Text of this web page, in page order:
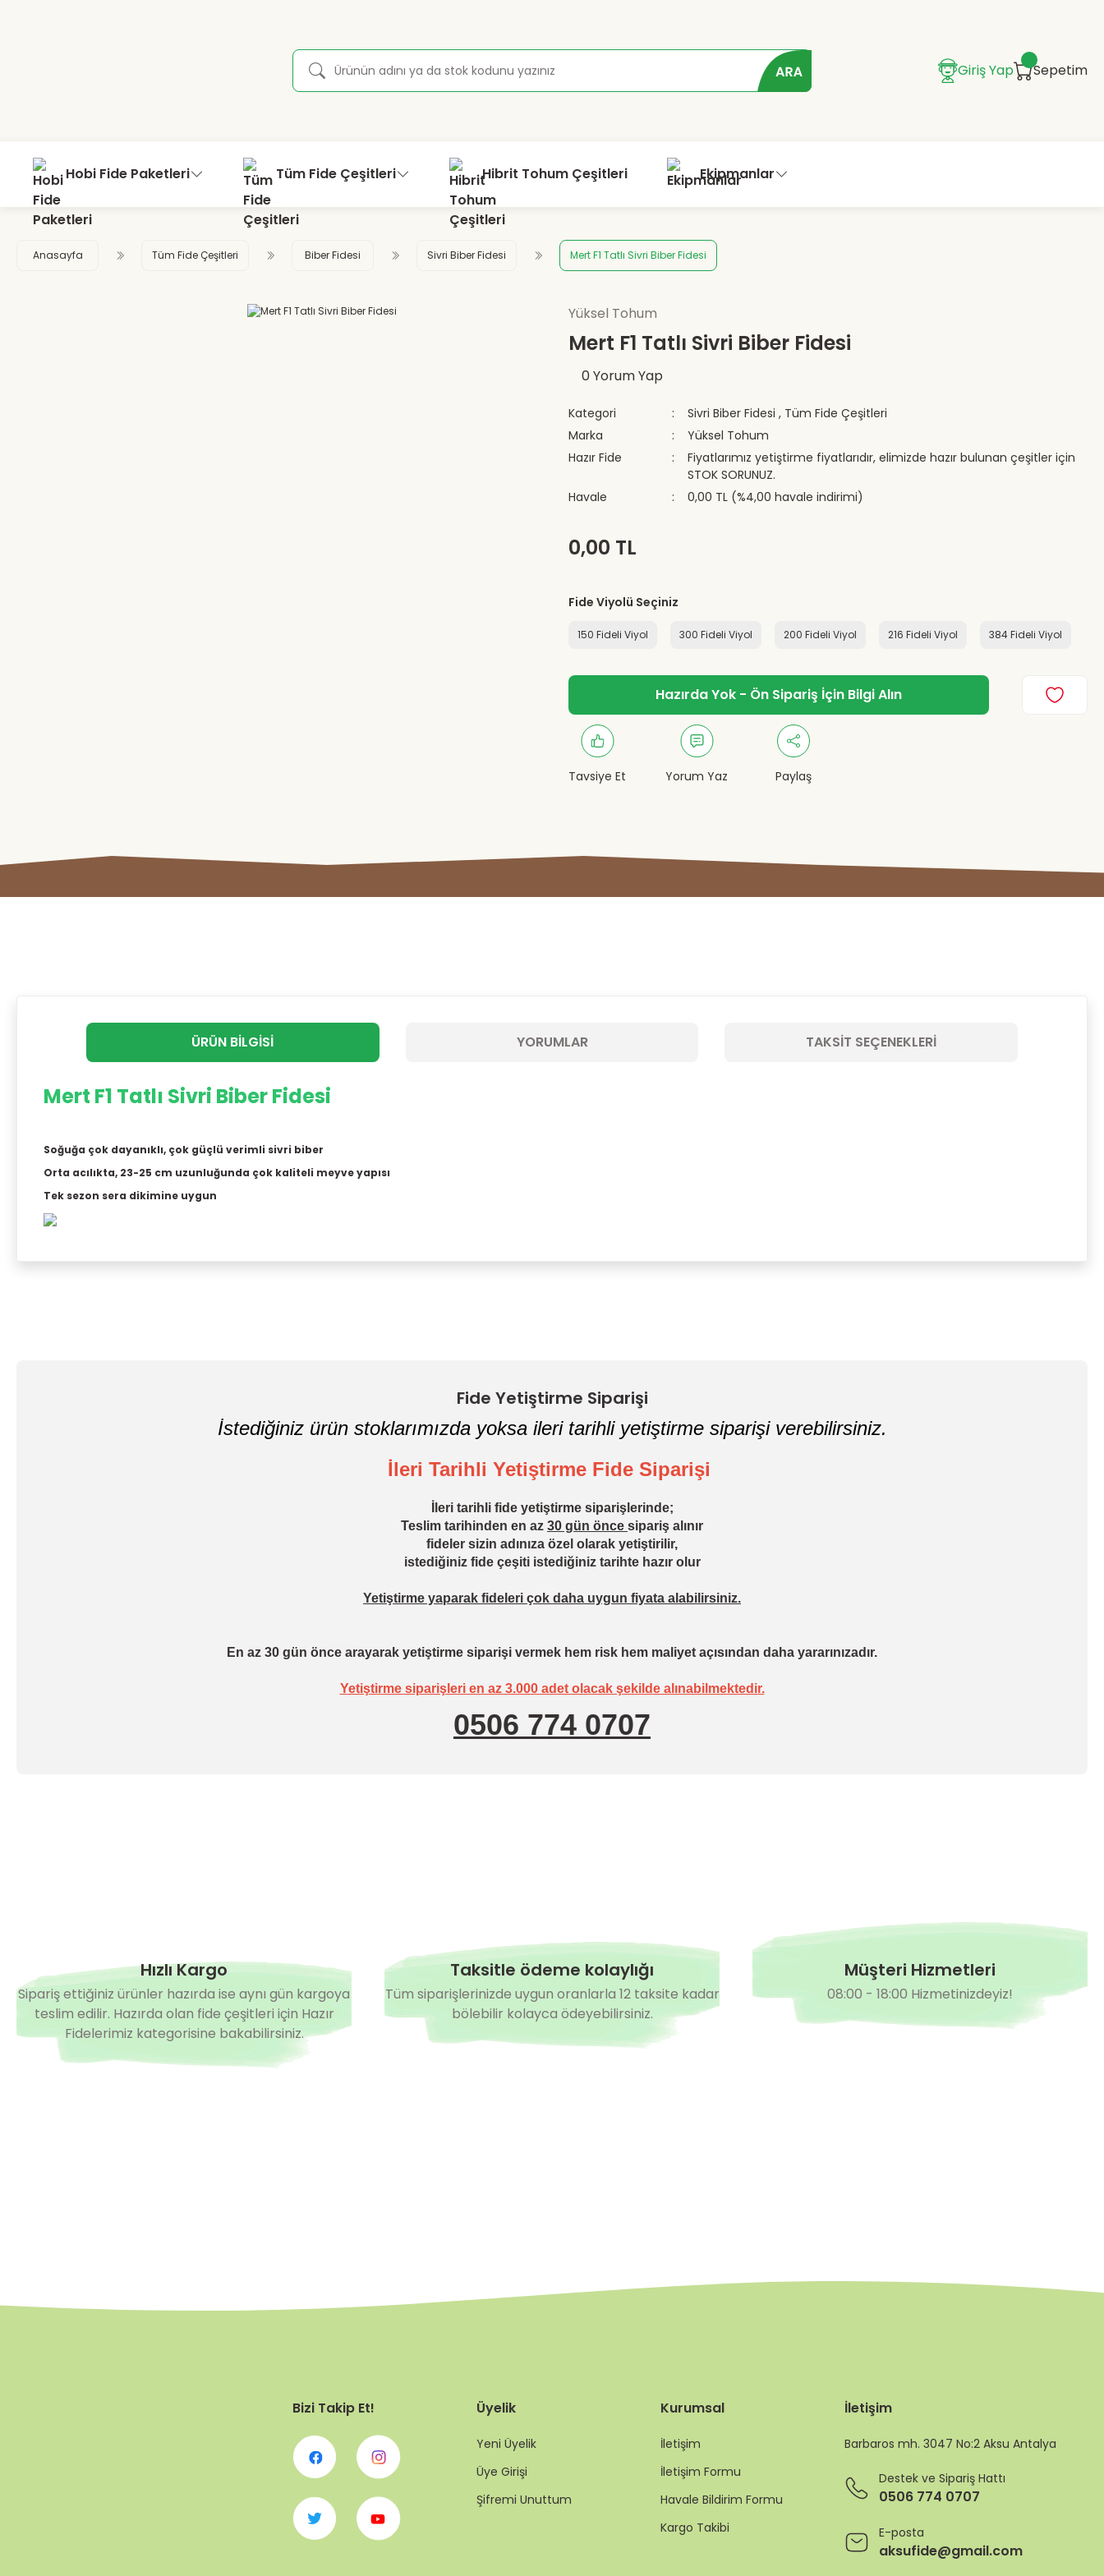
Giriş Yap Sepetim
Hobi Fide Paketleri Tüm Fide Çeşitleri Hibrit Tohum Çeşitleri Ekipmanlar
Anasayfa Tüm Fide Çeşitleri Biber Fidesi Sivri Biber Fidesi Mert F1 Tatlı Sivri Biber Fidesi
Yüksel Tohum
Mert F1 Tatlı Sivri Biber Fidesi
0 Yorum Yap
Kategori Sivri Biber Fidesi , Tüm Fide Çeşitleri
Marka
Yüksel Tohum
Hazır Fide
Fiyatlarımız yetiştirme fiyatlarıdır, elimizde hazır bulunan çeşitler için
STOK SORUNUZ.
Havale
0,00 TL (%4,00 havale indirimi)
0,00 TL
Fide Viyolü Seçiniz
150 Fideli Viyol 300 Fideli Viyol 200 Fideli Viyol 216 Fideli Viyol 384 Fideli Viyol
Hazırda Yok - Ön Sipariş İçin Bilgi Alın
Tavsiye Et Yorum Yaz Paylaş
ÜRÜN BILGISI YORUMLAR TAKSIT SEÇENEKLERI
Mert F1 Tatlı Sivri Biber Fidesi
Soğuğa çok dayanıklı, çok güçlü verimli sivri biber
Orta acılıkta, 23-25 cm uzunluğunda çok kaliteli meyve yapısı
Tek sezon sera dikimine uygun
Fide Yetiştirme Siparişi
İstediğiniz ürün stoklarımızda yoksa ileri tarihli yetiştirme siparişi verebilirsiniz.
İleri Tarihli Yetiştirme Fide Siparişi
İleri tarihli fide yetiştirme siparişlerinde;
Teslim tarihinden en az 30 gün önce sipariş alınır
fideler sizin adınıza özel olarak yetiştirilir,
istediğiniz fide çeşiti istediğiniz tarihte hazır olur
Yetiştirme yaparak fideleri çok daha uygun fiyata alabilirsiniz.
En az 30 gün önce arayarak yetiştirme siparişi vermek hem risk hem maliyet açısından daha yararınızadır.
Yetiştirme siparişleri en az 3.000 adet olacak şekilde alınabilmektedir.
0506 774 0707
Hızlı Kargo
Sipariş ettiğiniz ürünler hazırda ise aynı gün kargoya
teslim edilir. Hazırda olan fide çeşitleri için Hazır
Fidelerimiz kategorisine bakabilirsiniz.
Taksitle ödeme kolaylığı
Tüm siparişlerinizde uygun oranlarla 12 taksite kadar
bölebilir kolayca ödeyebilirsiniz.
Müşteri Hizmetleri
08:00 - 18:00 Hizmetinizdeyiz!
Bizi Takip Et! Üyelik
Yeni Üyelik
Üye Girişi
Şifremi Unuttum
Kurumsal
İletişim
İletişim Formu
Havale Bildirim Formu
Kargo Takibi
İletişim
Barbaros mh. 3047 No:2 Aksu Antalya
Destek ve Sipariş Hattı
0506 774 0707
E-posta
aksufide@gmail.com